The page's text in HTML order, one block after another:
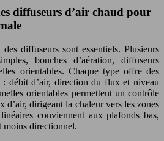
diffuseurs d’air chaud pour
diffuseurs sont essentiels. Plusieurs
bouches d’aération, diffuseurs
orientables. Chaque type offre des
: débit d’air, direction du flux et niveau
orientables permettent un contrôle
d’air, dirigeant la chaleur vers les zones
conviennent aux plafonds bas,
moins directionnel.